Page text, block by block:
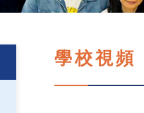
學校視頻